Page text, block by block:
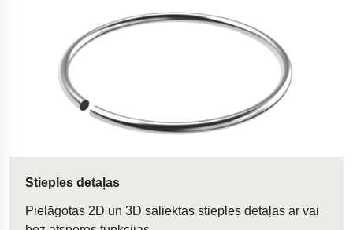
Stieples detaļas
Pielāgotas 2D un 3D saliektas stieples detaļas ar vai